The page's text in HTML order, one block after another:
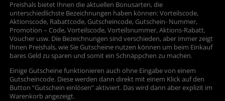
Preishals bietet Ihnen die aktuellen Bonusarten, die
unterschiedlichste Bezeichnungen haben können: Vorteilscode,
Aktionscode, Rabattcode, Gutscheincode, Gutschein- Nummer,
Promotion – Code, Vorteilscode, Vorteilsnummer, Aktions-Rabatt,
Voucher usw. Die Bezeichnungen sind verschieden, aber immer zeigt
Ihnen Preishals, wie Sie Gutscheine nutzen können um beim Einkauf
bares Geld zu sparen und somit ein Schnäppchen zu machen.
Einige Gutscheine funktionieren auch ohne Eingabe von einem
Gutscheincode. Diese werden dann direkt mit einem Klick auf den
Button “Gutschein einlösen” aktiviert. Das wird dann aber explizit im
Warenkorb angezeigt.